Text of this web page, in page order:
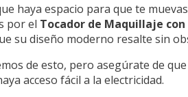
haya espacio para que te
por el Tocador de Maquillaje con
su diseño moderno resalte sin
de esto, pero asegúrate de
acceso fácil a la electricidad.